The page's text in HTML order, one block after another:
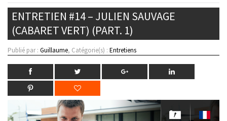
ENTRETIEN #14 – JULIEN SAUVAGE
(CABARET VERT) (PART. 1)
Publié par : Guillaume, Catégorie(s) : Entretiens